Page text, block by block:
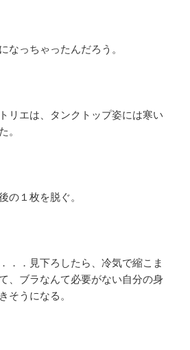
なっちゃったんだろう。
リエは、タンクトップ姿には寒い
。
の１枚を脱ぐ。
．．見下ろしたら、冷気で縮こま
、ブラなんて必要がない自分の身
そうになる。